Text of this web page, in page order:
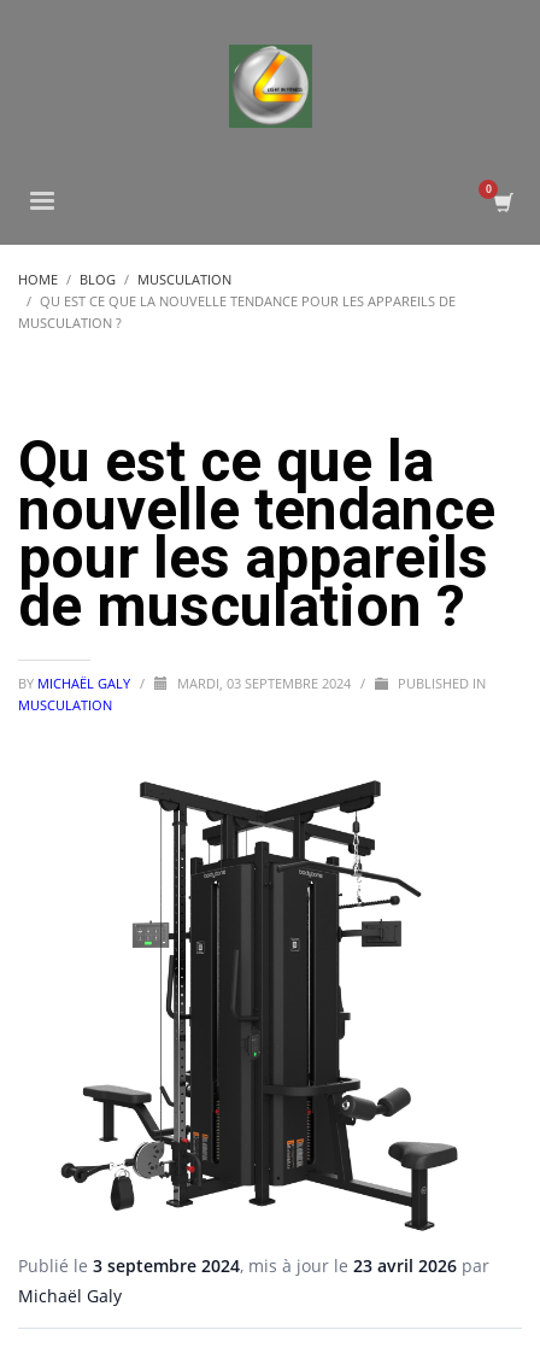
HOME BLOG
MUSCULATION
QU EST CE QUE LA NOUVELLE TENDANCE POUR LES APPAREILS DE
MUSCULATION ?
Qu est ce que la
nouvelle tendance
pour les appareils
de musculation ?
BY MICHAËL GALY / MARDI, 03 SEPTEMBRE 2024 /
PUBLISHED IN
MUSCULATION
Publié le 3 septembre 2024, mis à jour le 23 avril 2026 par
Michaël Galy